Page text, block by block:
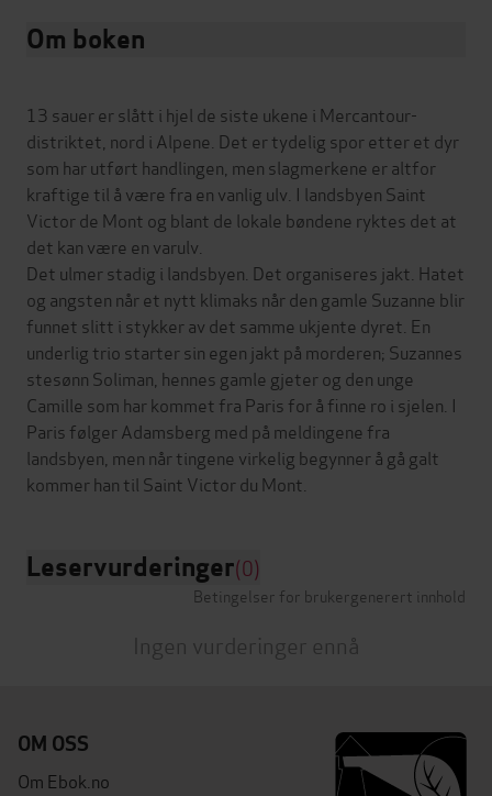
Om boken
13 sauer er slått i hjel de siste ukene i Mercantour-
distriktet, nord i Alpene. Det er tydelig spor etter et dyr
som har utført handlingen, men slagmerkene er altfor
kraftige til å være fra en vanlig ulv. I landsbyen Saint
Victor de Mont og blant de lokale bøndene ryktes det at
det kan være en varulv.
Det ulmer stadig i landsbyen. Det organiseres jakt. Hatet
og angsten når et nytt klimaks når den gamle Suzanne blir
funnet slitt i stykker av det samme ukjente dyret. En
underlig trio starter sin egen jakt på morderen; Suzannes
stesønn Soliman, hennes gamle gjeter og den unge
Camille som har kommet fra Paris for å finne ro i sjelen. I
Paris følger Adamsberg med på meldingene fra
landsbyen, men når tingene virkelig begynner å gå galt
Leservurderinger(0)
Betingelser for brukergenerert innhold
Ingen vurderinger ennå
OM OSS
Om Ebok.no